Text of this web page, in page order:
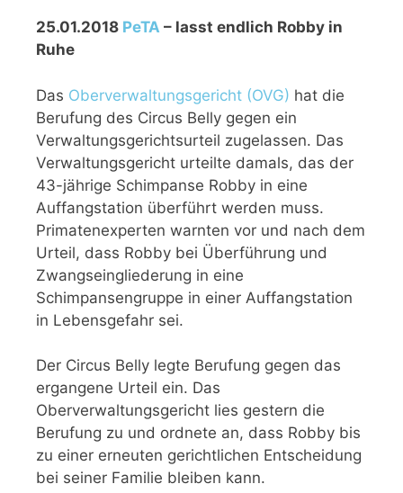
25.01.2018 PeTA – lasst endlich Robby in
Ruhe
Das Oberverwaltungsgericht (OVG) hat die
Berufung des Circus Belly gegen ein
Verwaltungsgerichtsurteil zugelassen. Das
Verwaltungsgericht urteilte damals, das der
43-jährige Schimpanse Robby in eine
Auffangstation überführt werden muss.
Primatenexperten warnten vor und nach dem
Urteil, dass Robby bei Überführung und
Zwangseingliederung in eine
Schimpansengruppe in einer Auffangstation
in Lebensgefahr sei.
Der Circus Belly legte Berufung gegen das
ergangene Urteil ein. Das
Oberverwaltungsgericht lies gestern die
Berufung zu und ordnete an, dass Robby bis
zu einer erneuten gerichtlichen Entscheidung
bei seiner Familie bleiben kann.